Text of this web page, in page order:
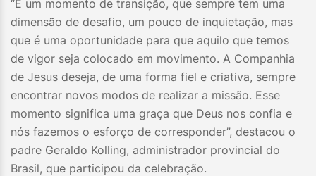
“É um momento de transição, que sempre tem uma
dimensão de desafio, um pouco de inquietação, mas
que é uma oportunidade para que aquilo que temos
de vigor seja colocado em movimento. A Companhia
de Jesus deseja, de uma forma fiel e criativa, sempre
encontrar novos modos de realizar a missão. Esse
momento significa uma graça que Deus nos confia e
nós fazemos o esforço de corresponder”, destacou o
padre Geraldo Kolling, administrador provincial do
Brasil, que participou da celebração.